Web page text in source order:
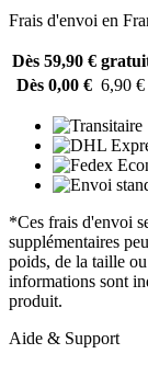
Frais d'envoi en
Dès 59,90 €
Dès 0,00 € 6,90 €
*Ces frais d'envoi
supplémentaires
poids, de la taille
informations sont
produit.
Aide & Support